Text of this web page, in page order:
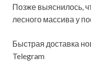
Позже выяснилось,
лесного массива у
Быстрая доставка
Telegram